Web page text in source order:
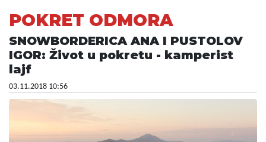
POKRET ODMORA
SNOWBORDERICA ANA I PUSTOLOV
IGOR: Život u pokretu - kamperist
lajf
03.11.2018 10:56